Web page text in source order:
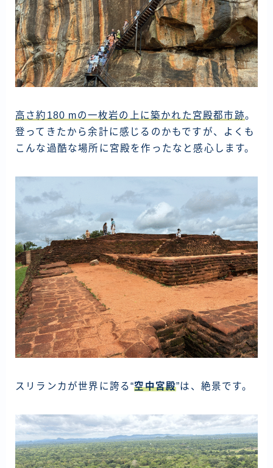
高さ約180 mの一枚岩の上に築かれた宮殿都市跡。
登ってきたから余計に感じるのかもですが、よくも
こんな過酷な場所に宮殿を作ったなと感心します。
スリランカが世界に誇る“空中宮殿”は、絶景です。